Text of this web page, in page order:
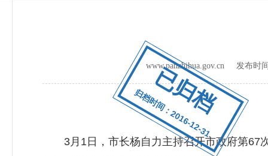
已归档
归档时间：2016-12-31
www.panzhihua.gov.cn 发布时
3月1日，市长杨自力主持召开市政府第67次